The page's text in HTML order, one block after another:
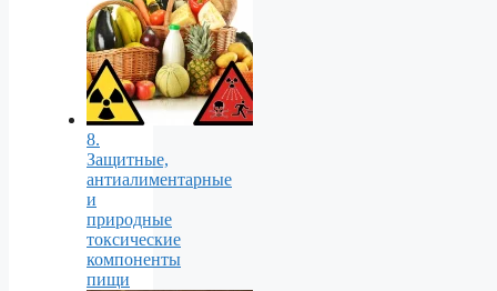
8.
Защитные,
антиалиментарные
и
природные
токсические
компоненты
пищи